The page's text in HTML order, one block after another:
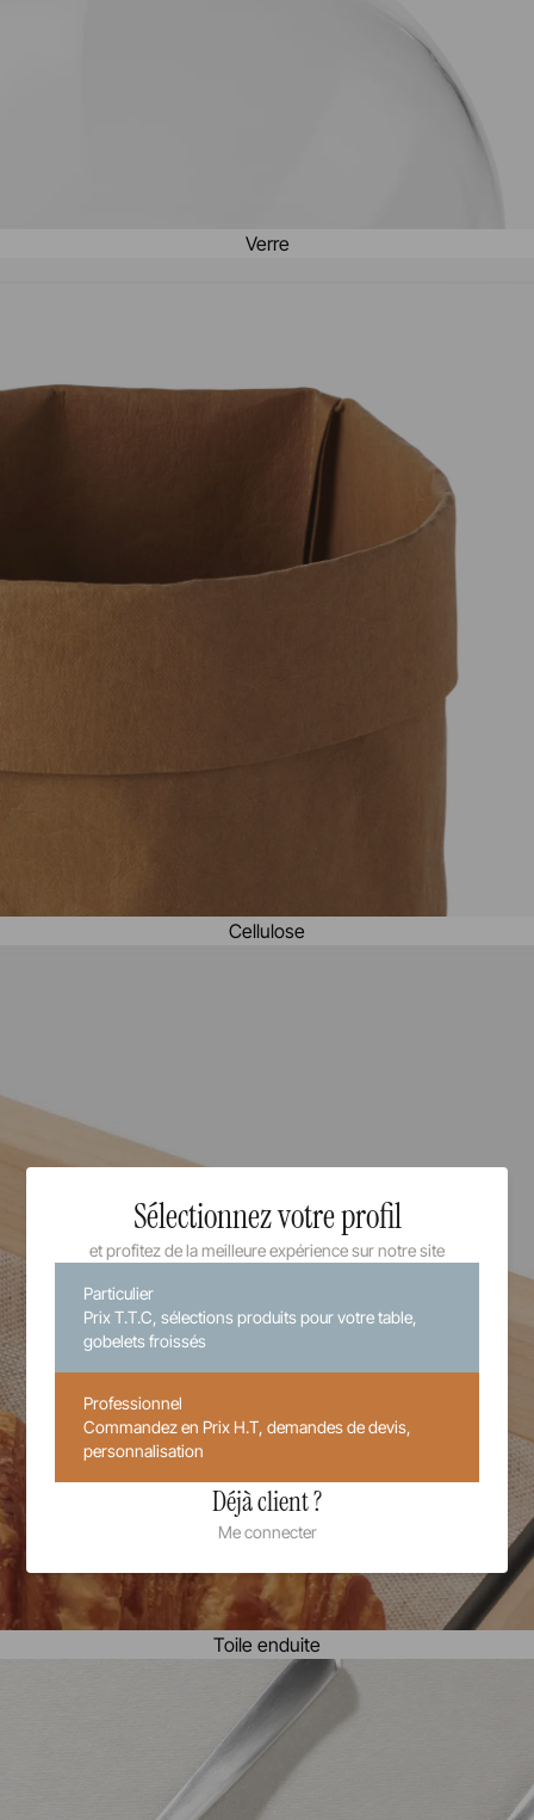
Verre
Cellulose
Toile enduite
Sélectionnez votre profil
et profitez de la meilleure expérience sur notre site
Particulier
Prix T.T.C, sélections produits pour votre table,
gobelets froissés
Professionnel
Commandez en Prix H.T, demandes de devis,
personnalisation
Déjà client ?
Me connecter